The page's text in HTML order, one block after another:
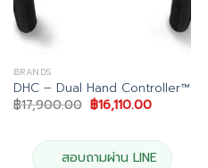
BRANDS
DHC – Dual Hand Controller™
฿17,900.00 Original
price
฿17,900.00.
฿16,110.00Current
฿16,110.00.
สอบถามผ่าน LINE